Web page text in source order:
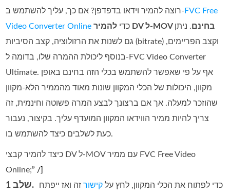
רוצה להמיר וידאו בדפדפן? אם כך, עליך להשתמש ב‑ FVC Free
Video Converter Online
כדי להמיר DV ל‑MOV בחינם. ניתן
גם לשנות את הרזולוציה, קצב הסיביות (bitrate) וקצב הפריימים,
בנוסף ליכולת ההמרה שלו, בדומה ל‑FVC Video Converter
Ultimate. אף על פי שאפשר להשתמש בכלי הזה בחינם באופן
מקוון, היכולות של הכלי המקוון שונות מאוד מהממיר הלא‑מקוון
שהוזכר למעלה. אך אם ברצונך לבצע המרה פשוטה וחינמית, זה
צריך להיות ממיר הווידאו המקוון המועדף עליך. בקיצור, נעבור
כעת לשלבים כיצד להשתמש בו.
כיצד להמיר קבצי DV ל-MOV עם ממיר FVC Free Video
Online;” /]
שלב 1. כדי לפתוח את הכלי המקוון, לחץ על קישורזה ואז ייפתח